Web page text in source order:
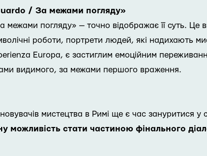
/ За межами погляду»
погляду» — точно відображає її суть. Це
роботи, портрети людей, які надихають
Europa, є застиглим емоційним
видимого, за межами першого враження.
мистецтва в Римі ще є час зануритися у
можливість стати частиною фінального